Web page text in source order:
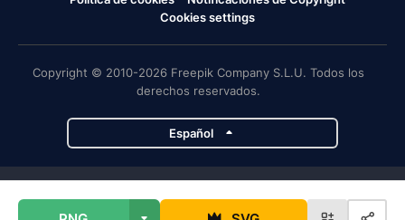
Cookies settings
Copyright © 2010-2026 Freepik Company S.L.U. Todos los
derechos reservados.
Español